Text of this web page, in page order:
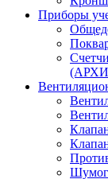
Приборы